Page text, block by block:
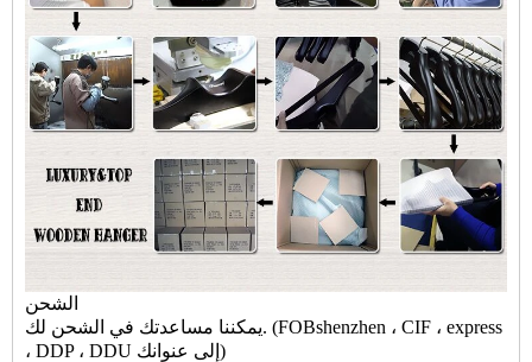
الشحن
يمكننا مساعدتك في الشحن لك. (FOBshenzhen ، CIF ، express
، DDP ، DDU إلى عنوانك)